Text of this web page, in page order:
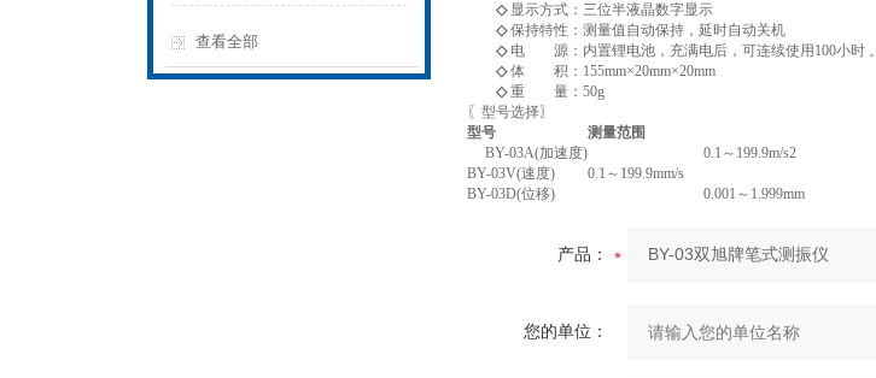
查看全部
◇显示方式：三位半液晶数字显示
◇保持特性：测量值自动保持，延时自动关机
◇电 源：内置锂电池，充满电后，可连续使用100小时 。
◇体 积：155mm×20mm×20mm
◇重 量：50g
〖型号选择〗
型号
测量范围
BY-03A(加速度) 0.1～199.9m/s2
BY-03V(速度)
0.1～199.9mm/s
BY-03D(位移)
0.001～1.999mm
产品：
您的单位：